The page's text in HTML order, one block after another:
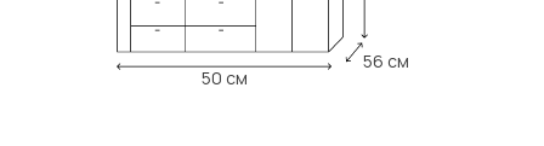
50 см
56 см